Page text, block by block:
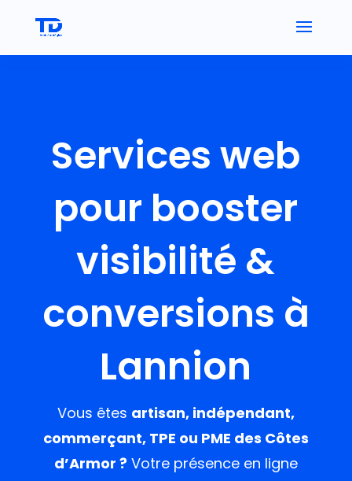
Services web
pour booster
visibilité &
conversions à
Lannion
Vous êtes artisan, indépendant,
commerçant, TPE ou PME des Côtes
d’Armor ?Votre présence en ligne